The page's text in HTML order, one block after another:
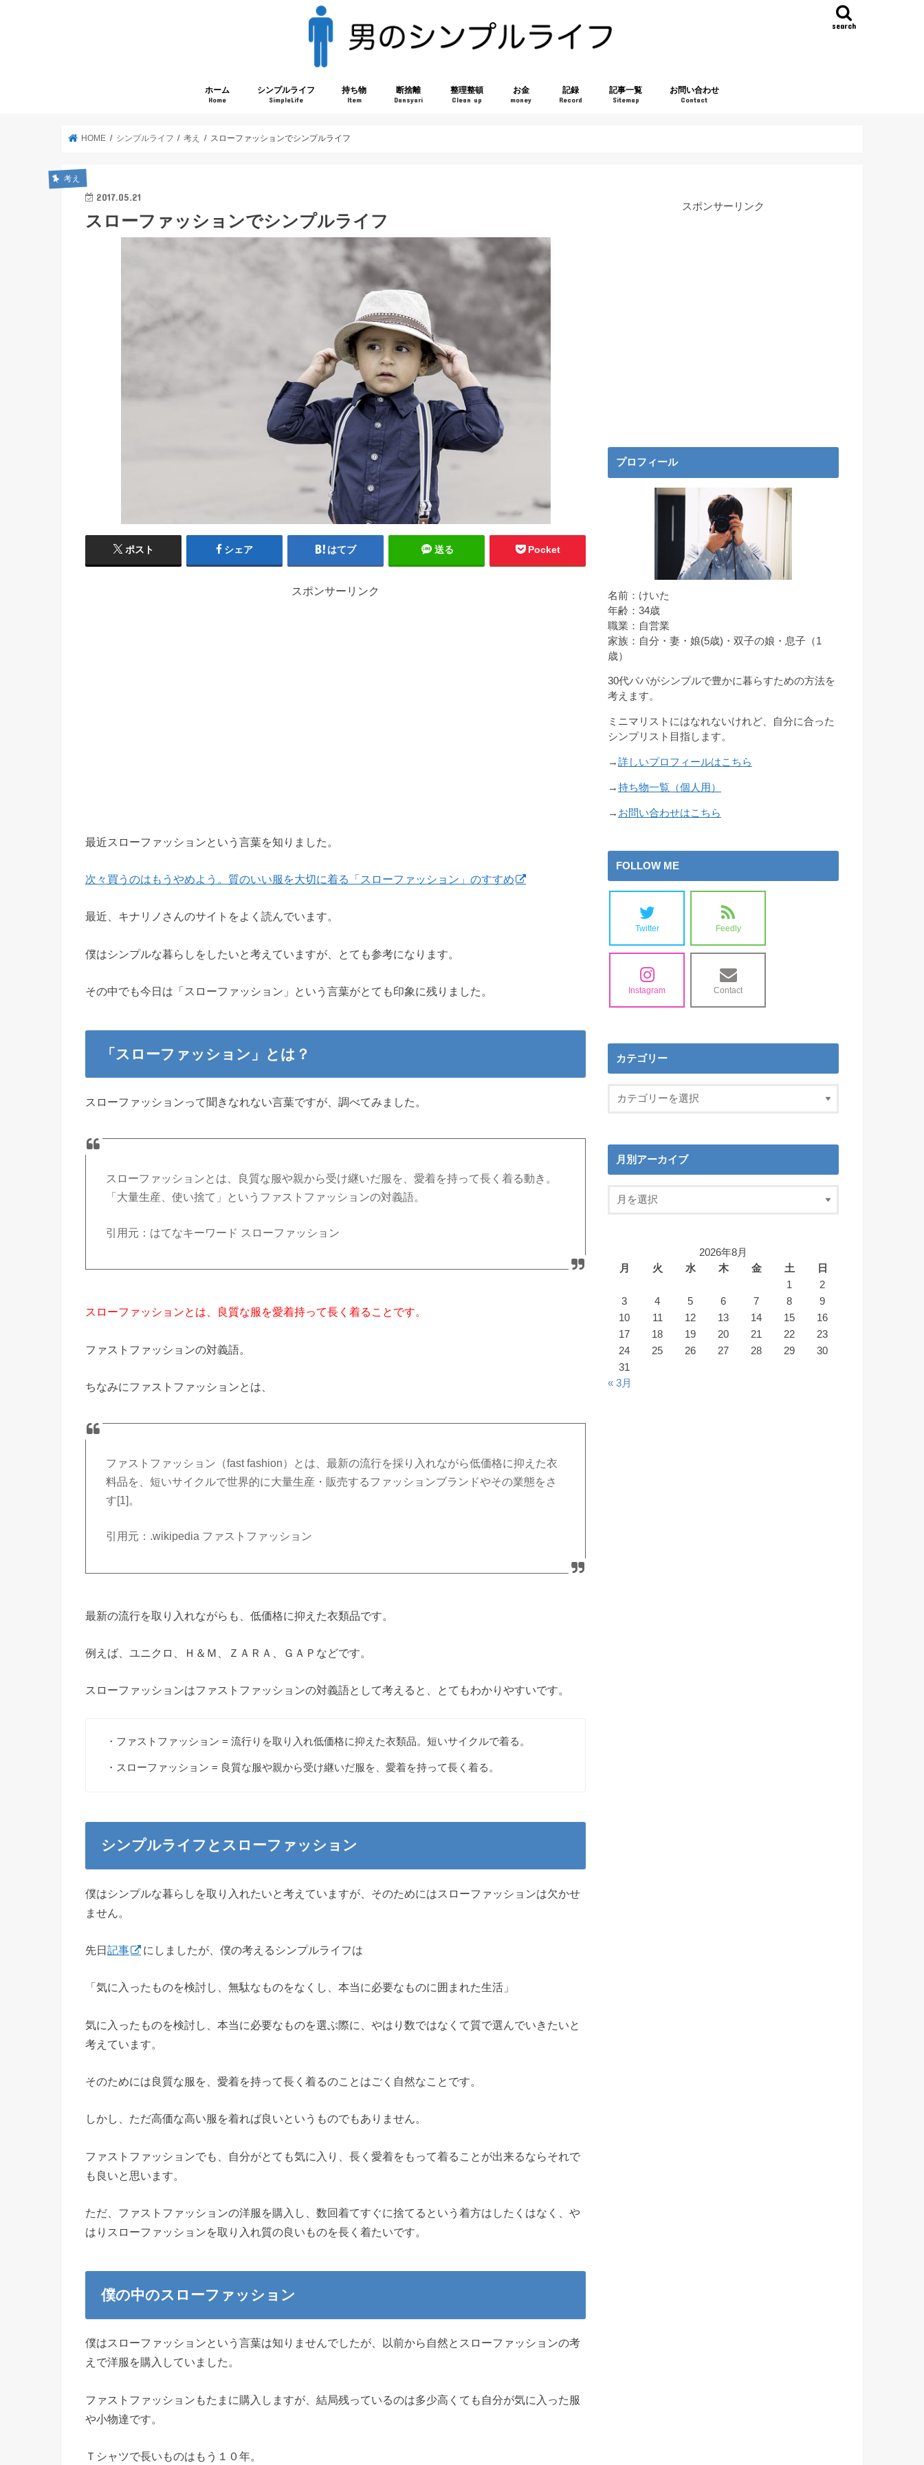
search
ホーム
Home
シンプルライフ
SimpleLife
持ち物
Item
断捨離
Dansyari
整理整頓
Clean up
お金
money
記録
Record
記事一覧
Sitemap
お問い合わせ
Contact
HOME シンプルライフ 考え スローファッションでシンプルライフ
考え
2017.05.21
スローファッションでシンプルライフ
ポスト シェア はてブ 送る Pocket
スポンサーリンク
最近スローファッションという言葉を知りました。
次々買うのはもうやめよう。質のいい服を大切に着る「スローファッション」のすすめ
最近、キナリノさんのサイトをよく読んでいます。
僕はシンプルな暮らしをしたいと考えていますが、とても参考になります。
その中でも今日は「スローファッション」という言葉がとても印象に残りました。
「スローファッション」とは？
スローファッションって聞きなれない言葉ですが、調べてみました。
スローファッションとは、良質な服や親から受け継いだ服を、愛着を持って長く着る動き。
「大量生産、使い捨て」というファストファッションの対義語。
引用元：はてなキーワード スローファッション
スローファッションとは、良質な服を愛着持って長く着ることです。
ファストファッションの対義語。
ちなみにファストファッションとは、
ファストファッション（fast fashion）とは、最新の流行を採り入れながら低価格に抑えた衣
料品を、短いサイクルで世界的に大量生産・販売するファッションブランドやその業態をさ
す[1]。
引用元：.wikipedia ファストファッション
最新の流行を取り入れながらも、低価格に抑えた衣類品です。
例えば、ユニクロ、Ｈ＆Ｍ、ＺＡＲＡ、ＧＡＰなどです。
スローファッションはファストファッションの対義語として考えると、とてもわかりやすいです。
・ファストファッション = 流行りを取り入れ低価格に抑えた衣類品。短いサイクルで着る。
・スローファッション = 良質な服や親から受け継いだ服を、愛着を持って長く着る。
シンプルライフとスローファッション
僕はシンプルな暮らしを取り入れたいと考えていますが、そのためにはスローファッションは欠かせ
ません。
先日記事 にしましたが、僕の考えるシンプルライフは
「気に入ったものを検討し、無駄なものをなくし、本当に必要なものに囲まれた生活」
気に入ったものを検討し、本当に必要なものを選ぶ際に、やはり数ではなくて質で選んでいきたいと
考えています。
そのためには良質な服を、愛着を持って長く着るのことはごく自然なことです。
しかし、ただ高価な高い服を着れば良いというものでもありません。
ファストファッションでも、自分がとても気に入り、長く愛着をもって着ることが出来るならそれで
も良いと思います。
ただ、ファストファッションの洋服を購入し、数回着てすぐに捨てるという着方はしたくはなく、や
はりスローファッションを取り入れ質の良いものを長く着たいです。
僕の中のスローファッション
僕はスローファッションという言葉は知りませんでしたが、以前から自然とスローファッションの考
えで洋服を購入していました。
ファストファッションもたまに購入しますが、結局残っているのは多少高くても自分が気に入った服
や小物達です。
Ｔシャツで長いものはもう１０年。
スポンサーリンク
プロフィール
名前：けいた
年齢：34歳
職業：自営業
家族：自分・妻・娘(5歳)・双子の娘・息子（1
歳）
30代パパがシンプルで豊かに暮らすための方法を
考えます。
ミニマリストにはなれないけれど、自分に合った
シンプリスト目指します。
→詳しいプロフィールはこちら
→持ち物一覧（個人用）
→ お問い合わせはこちら
FOLLOW ME
Twitter Feedly
Instagram Contact
カテゴリー
月別アーカイブ
2026年8月
月
火 水 木 金 土
日
1
2
3
4 5 6 7 8
9
10
11 12 13 14 15
16
17
18 19 20 21 22
23
24
25 26 27 28 29
30
31
« 3月